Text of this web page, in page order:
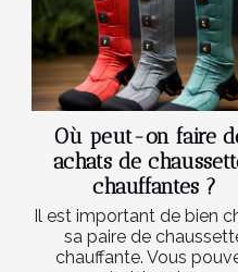
Où peut-on faire
achats de
chauffantes ?
Il est important de bien
sa paire de
chauffante. Vous